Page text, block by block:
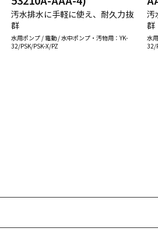
汚水排水に手軽に使え、耐久力抜
群
水用ポンプ / 電動 / 水中ポンプ・汚物用：YK-
32/PSK/PSK-X/PZ
汚
群
水
32/